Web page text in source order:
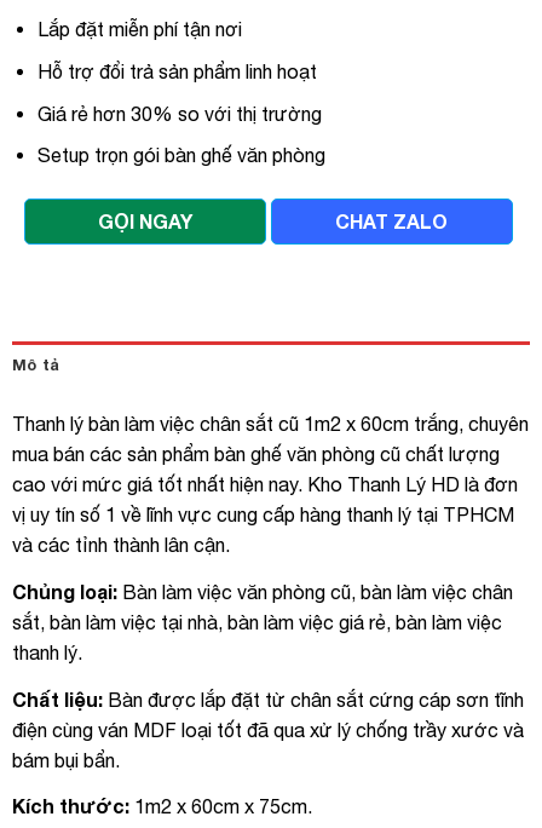
Lắp đặt miễn phí tận nơi
Hỗ trợ đổi trả sản phẩm linh hoạt
Giá rẻ hơn 30% so với thị trường
Setup trọn gói bàn ghế văn phòng
GỌI NGAY CHAT ZALO
Mô tả
Thanh lý bàn làm việc chân sắt cũ 1m2 x 60cm trắng, chuyên
mua bán các sản phẩm bàn ghế văn phòng cũ chất lượng
cao với mức giá tốt nhất hiện nay. Kho Thanh Lý HD là đơn
vị uy tín số 1 về lĩnh vực cung cấp hàng thanh lý tại TPHCM
và các tỉnh thành lân cận.
Chủng loại: Bàn làm việc văn phòng cũ, bàn làm việc chân
sắt, bàn làm việc tại nhà, bàn làm việc giá rẻ, bàn làm việc
thanh lý.
Chất liệu: Bàn được lắp đặt từ chân sắt cứng cáp sơn tĩnh
điện cùng ván MDF loại tốt đã qua xử lý chống trầy xước và
bám bụi bẩn.
Kích thước: 1m2 x 60cm x 75cm.